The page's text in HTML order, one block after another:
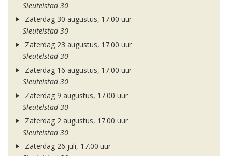
Sleutelstad 30
Zaterdag 30 augustus, 17.00 uur
Sleutelstad 30
Zaterdag 23 augustus, 17.00 uur
Sleutelstad 30
Zaterdag 16 augustus, 17.00 uur
Sleutelstad 30
Zaterdag 9 augustus, 17.00 uur
Sleutelstad 30
Zaterdag 2 augustus, 17.00 uur
Sleutelstad 30
Zaterdag 26 juli, 17.00 uur